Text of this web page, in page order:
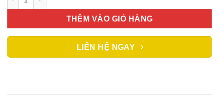
THÊM VÀO GIỎ HÀNG
LIÊN HỆ NGAY